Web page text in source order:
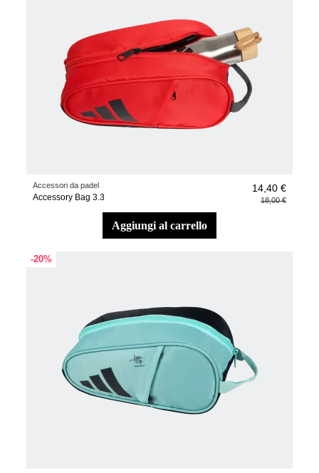
Accessori da padel
Accessory Bag 3.3
14,40 €
18,00 €
aggiungi al carrello
-20%